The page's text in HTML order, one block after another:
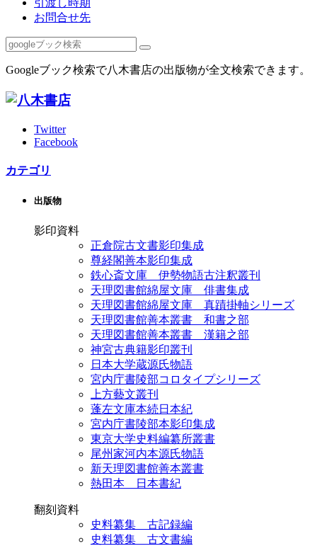
引渡し時期
お問合せ先
Googleブック検索で八木書店の出版物が全文検索できます。
Twitter
Facebook
カテゴリ
出版物
影印資料
正倉院古文書影印集成
尊経閣善本影印集成
鉄心斎文庫 伊勢物語古注釈叢刊
天理図書館綿屋文庫 俳書集成
天理図書館綿屋文庫 真蹟掛軸シリーズ
天理図書館善本叢書 和書之部
天理図書館善本叢書 漢籍之部
神宮古典籍影印叢刊
日本大学蔵源氏物語
宮内庁書陵部コロタイプシリーズ
上方藝文叢刊
蓬左文庫本続日本紀
宮内庁書陵部本影印集成
東京大学史料編纂所叢書
尾州家河内本源氏物語
新天理図書館善本叢書
熱田本 日本書紀
翻刻資料
史料纂集 古記録編
史料纂集 古文書編